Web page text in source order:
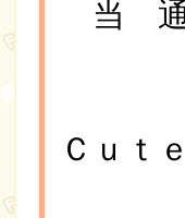
当 通
Ｃｕ